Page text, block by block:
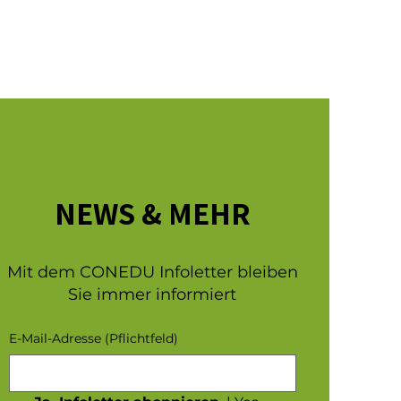
NEWS & MEHR
Mit dem CONEDU Infoletter bleiben
Sie immer informiert
E-Mail-Adresse (Pflichtfeld)